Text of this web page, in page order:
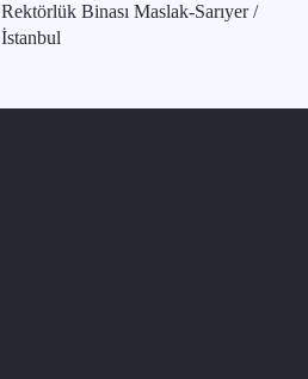
Rektörlük Binası Maslak-Sarıyer /
İstanbul